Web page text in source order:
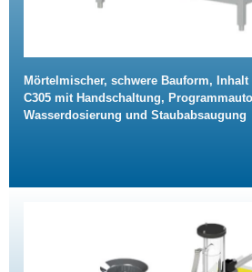
Mörtelmischer, schwere Bauform, Inhalt
C305 mit Handschaltung,
Wasserdosierung und Staubabsaugung